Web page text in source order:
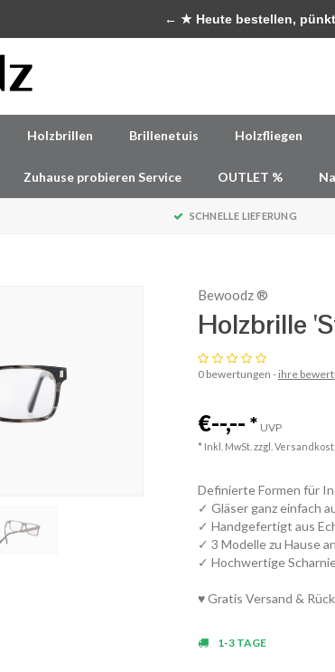
Holzbrillen Brillenetuis Holzfliegen
Zuhause probieren Service OUTLET %
SCHNELLE LIEFERUNG
Bewoodz ®
Holzbrille
0 bewertungen - ihre
€--,-- * UVP
* Inkl. MwSt. zzgl.
Definierte Formen für
✓ Gläser ganz einfach
✓ Handgefertigt aus
✓ 3 Modelle zu Hause
✓ Hochwertige
♥ Gratis Versand &
1-3 TAGE
← ★ Heute bestellen,